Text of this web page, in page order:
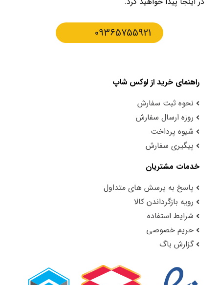
09365755921
راهنمای خرید از لوکس شاپ
نحوه ثبت سفارش
روزه ارسال سفارش
شیوه پرداخت
پیگیری سفارش
خدمات مشتریان
پاسخ به پرسش های متداول
رویه بازگرداندن کالا
شرایط استفاده
حریم خصوصی
گزارش باگ